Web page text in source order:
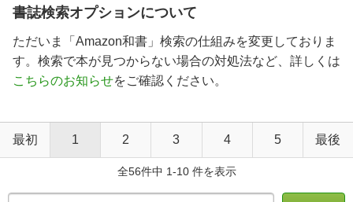
書誌検索オプションについて
ただいま「Amazon和書」検索の仕組みを変更しておりま
す。検索で本が見つからない場合の対処法など、詳しくは
こちらのお知らせをご確認ください。
最初 1 2 3 4 5 最後
全56件中 1-10 件を表示